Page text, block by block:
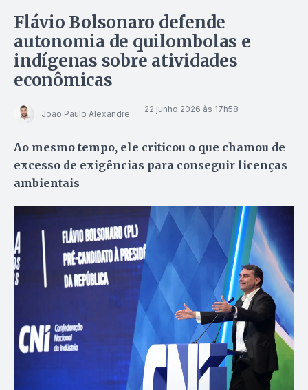
Flávio Bolsonaro defende
autonomia de quilombolas e
indígenas sobre atividades
econômicas
João Paulo Alexandre 22 junho 2026 às 17h58
Ao mesmo tempo, ele criticou o que chamou de
excesso de exigências para conseguir licenças
ambientais